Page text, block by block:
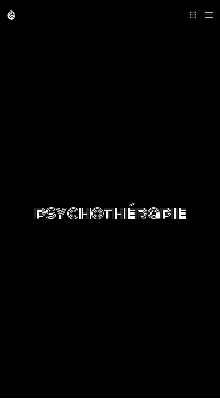
psychothérapie